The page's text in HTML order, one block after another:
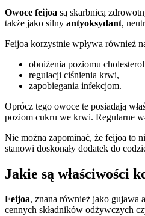
Owoce feijoa są skarbnicą
także jako silny antyoksydant,
Feijoa korzystnie wpływa również
obniżenia poziomu
regulacji ciśnienia krwi,
zapobiegania infekcjom.
Oprócz tego owoce te posiadają
poziom cukru we krwi. Regularne
Nie można zapominać, że feijoa to
stanowi doskonały dodatek do
Jakie są właściwości
Feijoa, znana również jako gujawa
cennych składników odżywczych